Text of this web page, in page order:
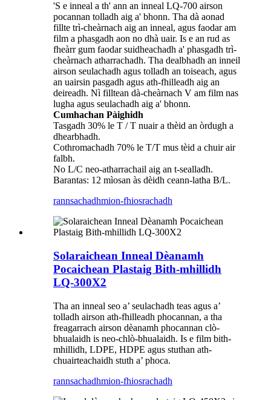
'S e inneal a th' ann an inneal LQ-700 airson
pocannan tolladh aig a' bhonn. Tha dà aonad
fillte trì-cheàrnach aig an inneal, agus faodar am
film a phasgadh aon no dhà uair. Is e an rud as
fheàrr gum faodar suidheachadh a' phasgadh trì-
cheàrnach atharrachadh. Tha dealbhadh an inneil
airson seulachadh agus tolladh an toiseach, agus
an uairsin pasgadh agus ath-fhilleadh aig an
deireadh. Nì filltean dà-cheàrnach V am film nas
lugha agus seulachadh aig a' bhonn.
Cumhachan Pàighidh
Tasgadh 30% le T / T nuair a thèid an òrdugh a
dhearbhadh.
Cothromachadh 70% le T/T mus tèid a chuir air
falbh.
No L/C neo-atharrachail aig an t-sealladh.
Barantas: 12 mìosan às dèidh ceann-latha B/L.
rannsachadhmion-fhiosrachadh
Solaraichean Inneal Dèanamh
Pocaichean Plastaig Bith-mhillidh
LQ-300X2
Tha an inneal seo a’ seulachadh teas agus a’
tolladh airson ath-fhilleadh phocannan, a tha
freagarrach airson dèanamh phocannan clò-
bhualaidh is neo-chlò-bhualaidh. Is e film bith-
mhillidh, LDPE, HDPE agus stuthan ath-
chuairteachaidh stuth a’ phoca.
rannsachadhmion-fhiosrachadh